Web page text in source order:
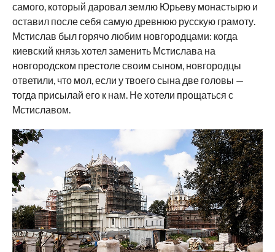
самого, который даровал землю Юрьеву монастырю и
оставил после себя самую древнюю русскую грамоту.
Мстислав был горячо любим новгородцами: когда
киевский князь хотел заменить Мстислава на
новгородском престоле своим сыном, новгородцы
ответили, что мол, если у твоего сына две головы —
тогда присылай его к нам. Не хотели прощаться с
Мстиславом.